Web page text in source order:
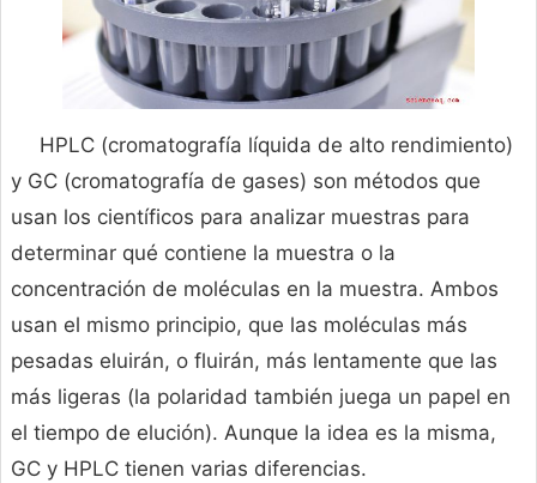
HPLC (cromatografía líquida de alto rendimiento)
y GC (cromatografía de gases) son métodos que
usan los científicos para analizar muestras para
determinar qué contiene la muestra o la
concentración de moléculas en la muestra. Ambos
usan el mismo principio, que las moléculas más
pesadas eluirán, o fluirán, más lentamente que las
más ligeras (la polaridad también juega un papel en
el tiempo de elución). Aunque la idea es la misma,
GC y HPLC tienen varias diferencias.